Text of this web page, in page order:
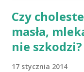
Czy
masła,
nie szkodzi?
17 stycznia 2014